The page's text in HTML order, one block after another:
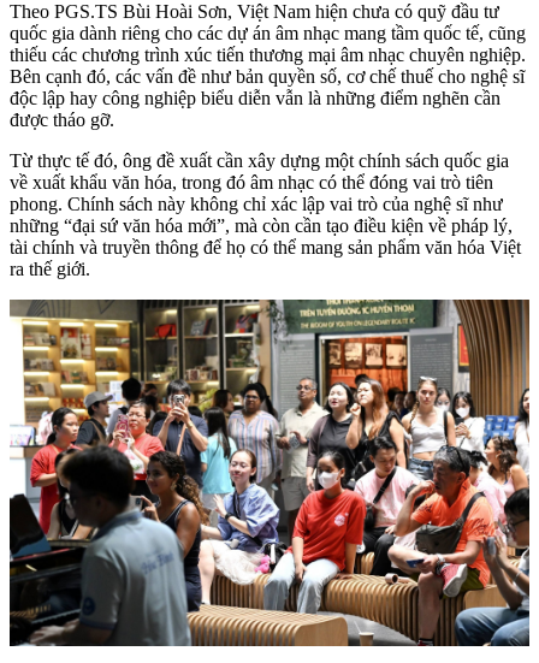
Theo PGS.TS Bùi Hoài Sơn, Việt Nam hiện chưa có quỹ đầu tư
quốc gia dành riêng cho các dự án âm nhạc mang tầm quốc tế, cũng
thiếu các chương trình xúc tiến thương mại âm nhạc chuyên nghiệp.
Bên cạnh đó, các vấn đề như bản quyền số, cơ chế thuế cho nghệ sĩ
độc lập hay công nghiệp biểu diễn vẫn là những điểm nghẽn cần
được tháo gỡ.
Từ thực tế đó, ông đề xuất cần xây dựng một chính sách quốc gia
về xuất khẩu văn hóa, trong đó âm nhạc có thể đóng vai trò tiên
phong. Chính sách này không chỉ xác lập vai trò của nghệ sĩ như
những “đại sứ văn hóa mới”, mà còn cần tạo điều kiện về pháp lý,
tài chính và truyền thông để họ có thể mang sản phẩm văn hóa Việt
ra thế giới.